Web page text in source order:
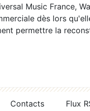
Music France,
dès lors
permettre la
Contacts
Flux